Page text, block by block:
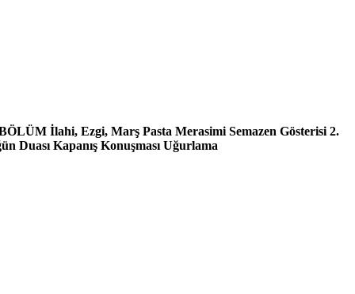
İlahi, Ezgi, Marş Pasta Merasimi Semazen Gösterisi 2.
Duası Kapanış Konuşması Uğurlama